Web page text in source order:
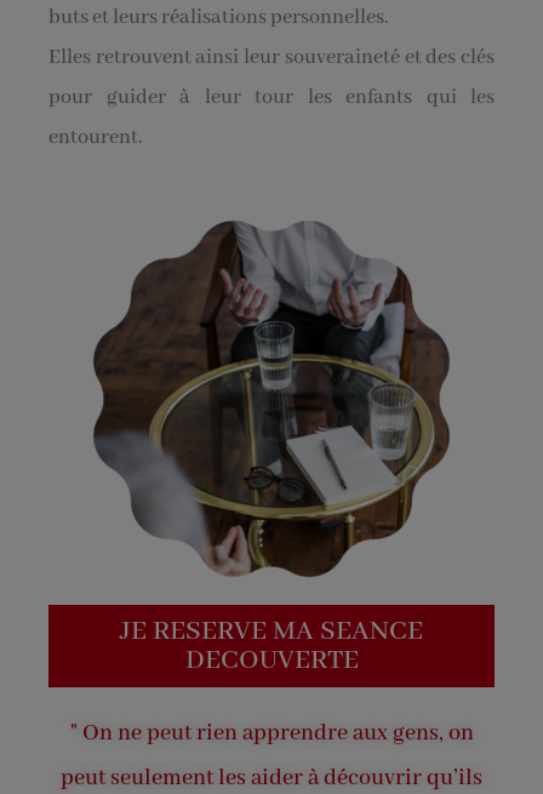
buts et leurs réalisations personnelles.
Elles retrouvent ainsi leur souveraineté et des clés
pour guider à leur tour les enfants qui les
entourent.
JE RESERVE MA SEANCE
DECOUVERTE
" On ne peut rien apprendre aux gens, on
peut seulement les aider à découvrir qu’ils